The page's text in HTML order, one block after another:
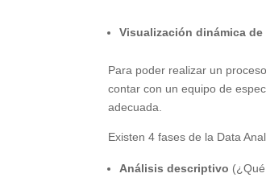
Visualización dinámica de
Para poder realizar un
contar con un equipo de
adecuada.
Existen 4 fases de la Data
Análisis descriptivo